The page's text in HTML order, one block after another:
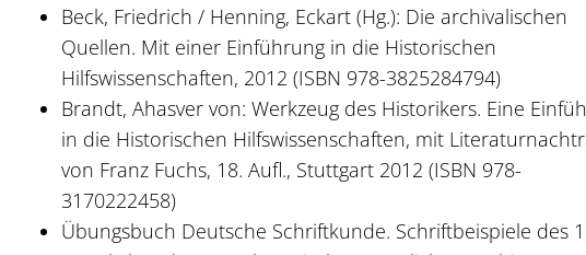
Beck, Friedrich / Henning, Eckart (Hg.): Die archivalischen
Quellen. Mit einer Einführung in die Historischen
Hilfswissenschaften, 2012 (ISBN 978-3825284794)
Brandt, Ahasver von: Werkzeug des Historikers. Eine
in die Historischen Hilfswissenschaften, mit
von Franz Fuchs, 18. Aufl., Stuttgart 2012 (ISBN 978-
3170222458)
Übungsbuch Deutsche Schriftkunde. Schriftbeispiele des